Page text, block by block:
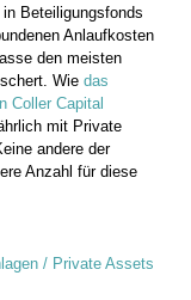
Beteiligungsfonds
Anlaufkosten
den meisten
Wie das
Coller Capital
mit Private
andere der
Anzahl für diese
/ Private Assets